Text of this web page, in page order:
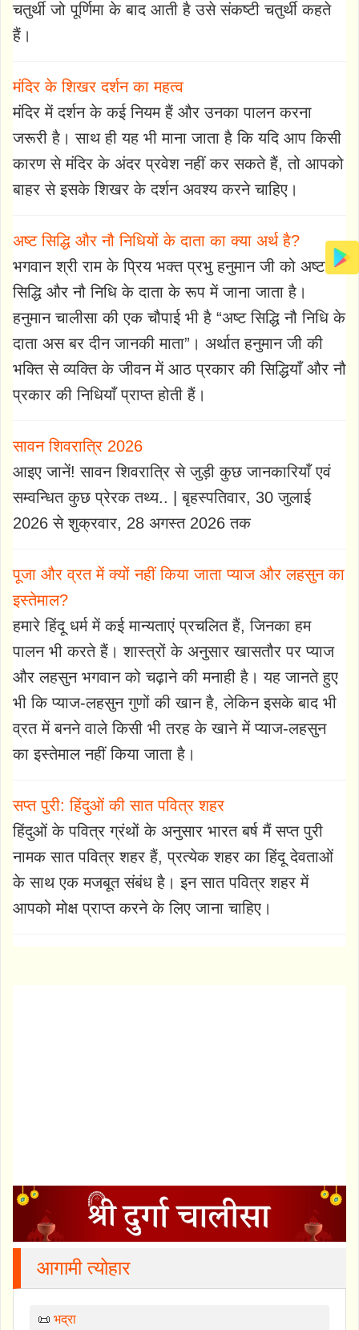
चतुर्थी जो पूर्णिमा के बाद आती है उसे संकष्टी चतुर्थी कहते
हैं।
मंदिर के शिखर दर्शन का महत्व
मंदिर में दर्शन के कई नियम हैं और उनका पालन करना
जरूरी है। साथ ही यह भी माना जाता है कि यदि आप किसी
कारण से मंदिर के अंदर प्रवेश नहीं कर सकते हैं, तो आपको
बाहर से इसके शिखर के दर्शन अवश्य करने चाहिए।
अष्ट सिद्धि और नौ निधियों के दाता का क्या अर्थ है?
भगवान श्री राम के प्रिय भक्त प्रभु हनुमान जी को अष्ट
सिद्धि और नौ निधि के दाता के रूप में जाना जाता है।
हनुमान चालीसा की एक चौपाई भी है “अष्ट सिद्धि नौ निधि के
दाता अस बर दीन जानकी माता”। अर्थात हनुमान जी की
भक्ति से व्यक्ति के जीवन में आठ प्रकार की सिद्धियाँ और नौ
प्रकार की निधियाँ प्राप्त होती हैं।
सावन शिवरात्रि 2026
आइए जानें! सावन शिवरात्रि से जुड़ी कुछ जानकारियाँ एवं
सम्वन्धित कुछ प्रेरक तथ्य.. | बृहस्पतिवार, 30 जुलाई
2026 से शुक्रवार, 28 अगस्त 2026 तक
पूजा और व्रत में क्यों नहीं किया जाता प्याज और लहसुन का
इस्तेमाल?
हमारे हिंदू धर्म में कई मान्यताएं प्रचलित हैं, जिनका हम
पालन भी करते हैं। शास्त्रों के अनुसार खासतौर पर प्याज
और लहसुन भगवान को चढ़ाने की मनाही है। यह जानते हुए
भी कि प्याज-लहसुन गुणों की खान है, लेकिन इसके बाद भी
व्रत में बनने वाले किसी भी तरह के खाने में प्याज-लहसुन
का इस्तेमाल नहीं किया जाता है।
सप्त पुरी: हिंदुओं की सात पवित्र शहर
हिंदुओं के पवित्र ग्रंथों के अनुसार भारत बर्ष मैं सप्त पुरी
नामक सात पवित्र शहर हैं, प्रत्येक शहर का हिंदू देवताओं
के साथ एक मजबूत संबंध है। इन सात पवित्र शहर में
आपको मोक्ष प्राप्त करने के लिए जाना चाहिए।
आगामी त्योहार
📜 भद्रा